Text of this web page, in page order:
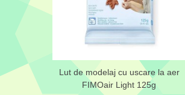
Adaugă la lista de dorințe
Lut de modelaj cu uscare la aer
FIMOair Light 125g